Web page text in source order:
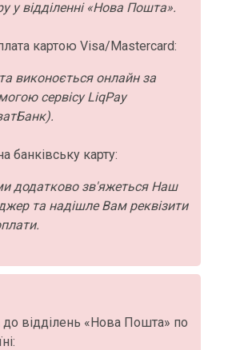
у відділенні «Нова Пошта».
картою Visa/Mastercard:
виконоється онлайн за
сервісу LiqPay
банківську карту:
додатково зв'яжеться Наш
та надішле Вам реквізити
відділень «Нова Пошта» по